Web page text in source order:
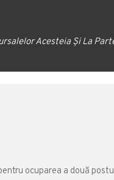
Acesteia Și La
ocuparea a două